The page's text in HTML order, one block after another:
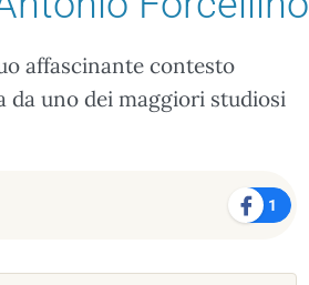
affascinante contesto
da uno dei maggiori studiosi
1